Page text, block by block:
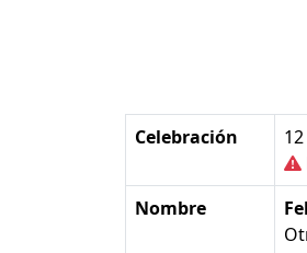
Celebración
Nombre